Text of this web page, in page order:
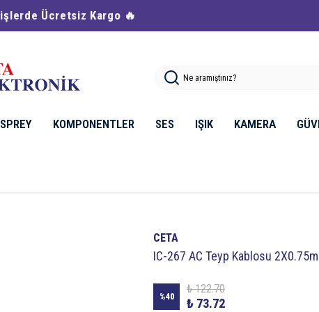
SPREY KOMPONENTLER SES IŞIK KAMERA
CETA
IC-267 AC Teyp Kablosu
%40
₺ 122.70
₺ 73.72